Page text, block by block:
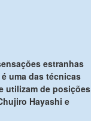
estranhas
uma das técnicas
utilizam de posições
Hayashi e